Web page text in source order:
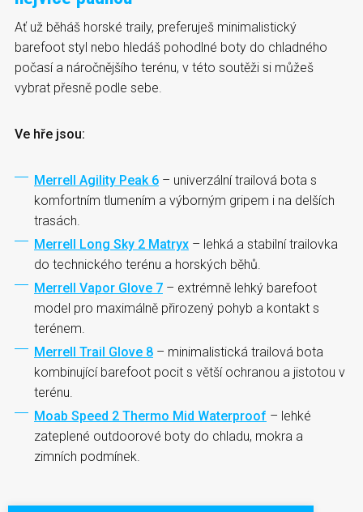
Ať už běháš horské traily, preferuješ minimalistický
barefoot styl nebo hledáš pohodlné boty do chladného
počasí a náročnějšího terénu, v této soutěži si můžeš
vybrat přesně podle sebe.
Ve hře jsou:
Merrell Agility Peak 6 – univerzální trailová bota s
komfortním tlumením a výborným gripem i na delších
trasách.
Merrell Long Sky 2 Matryx – lehká a stabilní trailovka
do technického terénu a horských běhů.
Merrell Vapor Glove 7 – extrémně lehký barefoot
model pro maximálně přirozený pohyb a kontakt s
terénem.
Merrell Trail Glove 8 – minimalistická trailová bota
kombinující barefoot pocit s větší ochranou a jistotou v
terénu.
Moab Speed 2 Thermo Mid Waterproof – lehké
zateplené outdoorové boty do chladu, mokra a
zimních podmínek.